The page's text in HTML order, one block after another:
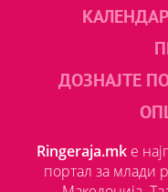
ДОЗНАЈТЕ
Ringeraja.mk е
портал за млади